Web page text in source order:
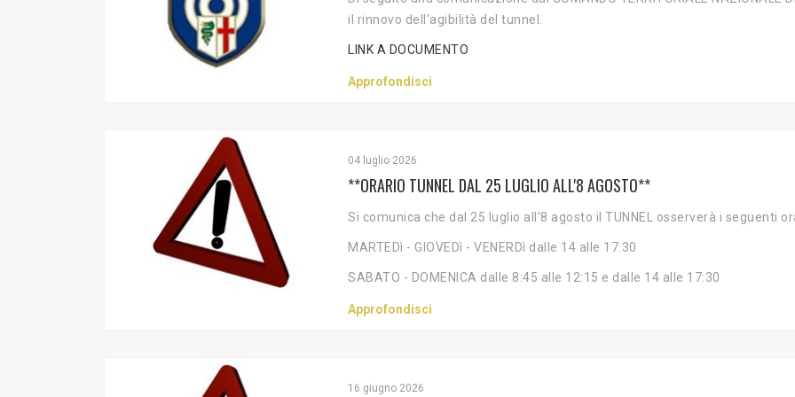
il rinnovo dell'agibilità del tunnel.
LINK A DOCUMENTO
Approfondisci
04 luglio 2026
**ORARIO TUNNEL DAL 25 LUGLIO ALL'8 AGOSTO**
Si comunica che dal 25 luglio all'8 agosto il TUNNEL osserverà i seguenti
MARTEDì - GIOVEDì - VENERDì dalle 14 alle 17:30
SABATO - DOMENICA dalle 8:45 alle 12:15 e dalle 14 alle 17:30
Approfondisci
16 giugno 2026